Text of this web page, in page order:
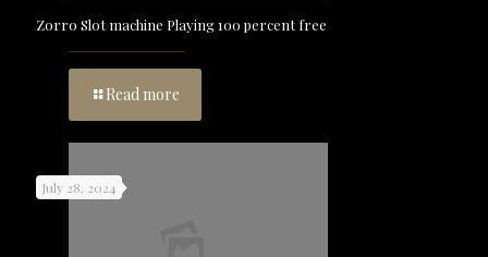
Zorro Slot machine Playing 100 percent free
Read more
July 28, 2024